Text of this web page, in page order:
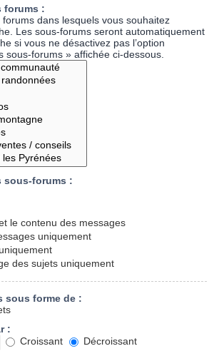
forums :
dans lesquels vous souhaitez
Les sous-forums seront automatiquement
si vous ne désactivez pas l’option
sous-forums » affichée ci-dessous.
sous-forums :
le contenu des messages
uniquement
des sujets uniquement
sous forme de :
:
Croissant
Décroissant